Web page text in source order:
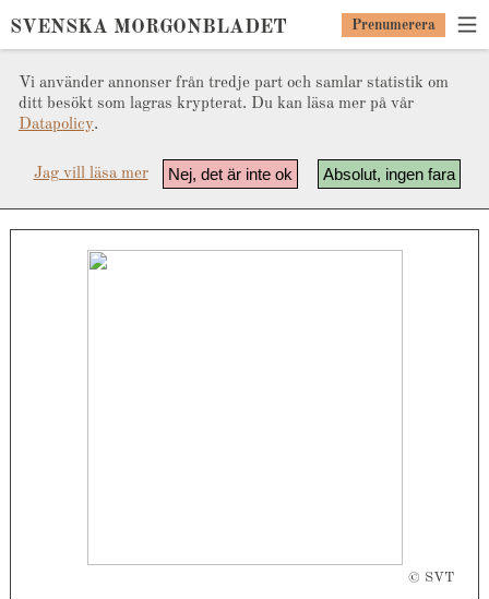
Vi använder annonser från tredje part och samlar statistik om
ditt besökt som lagras krypterat. Du kan läsa mer på vår
Datapolicy.
Absolut, ingen fara
Nej, det är inte ok
Jag vill läsa mer
SVENSKA MORGONBLADET Prenumerera
© SVT